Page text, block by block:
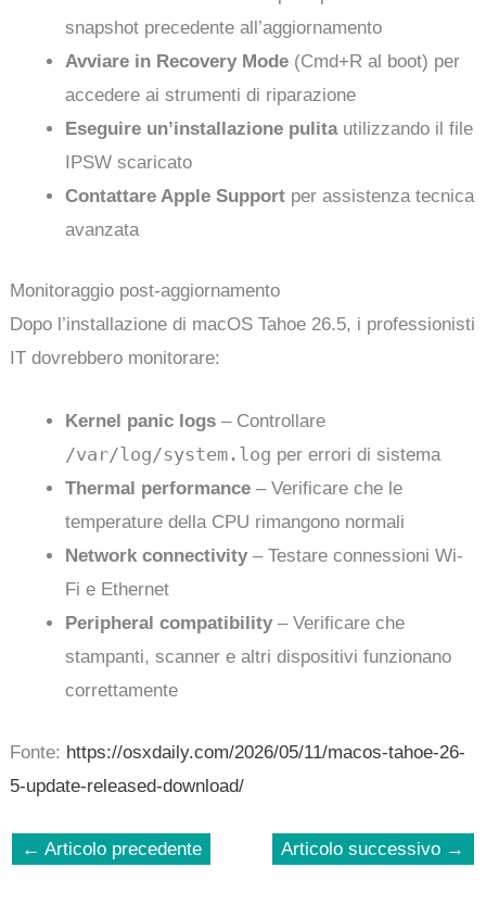
snapshot precedente all’aggiornamento
Avviare in Recovery Mode (Cmd+R al boot) per
accedere ai strumenti di riparazione
Eseguire un’installazione pulitautilizzando il file
IPSW scaricato
Contattare Apple Support per assistenza tecnica
avanzata
Monitoraggio post-aggiornamento
Dopo l’installazione di macOS Tahoe 26.5, i professionisti
IT dovrebbero monitorare:
Kernel panic logs – Controllare
/var/log/system.log per errori di sistema
Thermal performance – Verificare che le
temperature della CPU rimangono normali
Network connectivity – Testare connessioni Wi-
Fi e Ethernet
Peripheral compatibility – Verificare che
stampanti, scanner e altri dispositivi funzionano
correttamente
Fonte: https://osxdaily.com/2026/05/11/macos-tahoe-26-
5-update-released-download/
← Articolo precedente Articolo successivo →